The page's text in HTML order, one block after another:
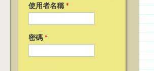
使用者名稱 *
密碼 *